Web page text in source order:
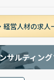
経営人材の求人
サルティン